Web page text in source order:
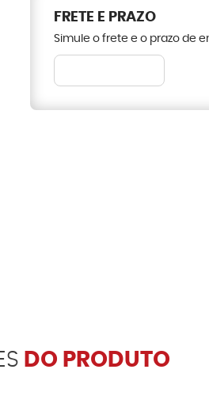
FRETE E PRAZO
Simule o frete e o prazo de
DO PRODUTO